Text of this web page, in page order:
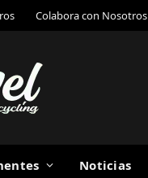
Colabora con Nosotros
Noticias